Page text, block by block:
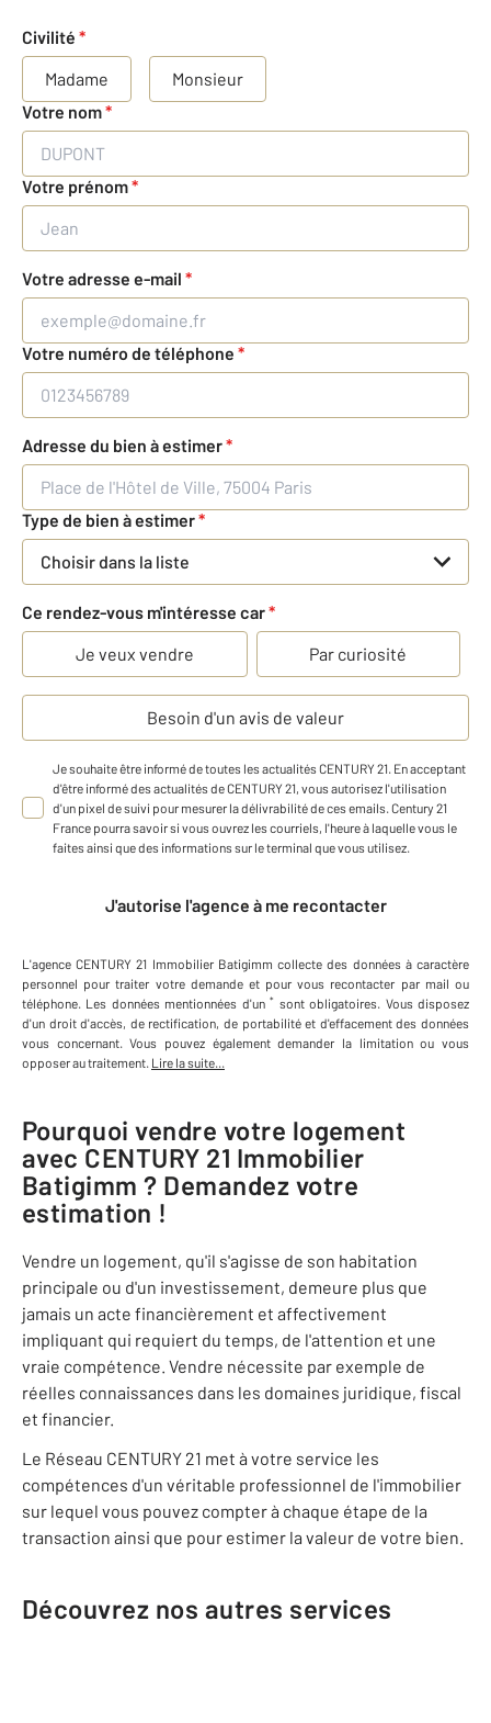
Civilité *
Madame
Monsieur
Votre nom*
Votre prénom*
Votre adresse e-mail *
Votre numéro de téléphone *
Adresse du bien à estimer*
Type de bien à estimer*
Choisir dans la liste
Ce rendez-vous m'intéresse car*
Je veux vendre
Par curiosité
Besoin d'un avis de valeur
Je souhaite être informé de toutes les actualités CENTURY 21. En acceptant
d'être informé des actualités de CENTURY 21, vous autorisez l'utilisation
d'un pixel de suivi pour mesurer la délivrabilité de ces emails. Century 21
France pourra savoir si vous ouvrez les courriels, l'heure à laquelle vous le
faites ainsi que des informations sur le terminal que vous utilisez.
J'autorise l'agence à me recontacter
L'agence CENTURY 21 Immobilier Batigimm collecte des données à caractère
personnel pour traiter votre demande et pour vous recontacter par mail ou
téléphone. Les données mentionnées d'un * sont obligatoires. Vous disposez
d'un droit d'accès, de rectification, de portabilité et d'effacement des données
vous concernant. Vous pouvez également demander la limitation ou vous
opposer au traitement. Lire la suite...
Pourquoi vendre votre logement
avec CENTURY 21 Immobilier
Batigimm ? Demandez votre
estimation !
Vendre un logement, qu'il s'agisse de son habitation
principale ou d'un investissement, demeure plus que
jamais un acte financièrement et affectivement
impliquant qui requiert du temps, de l'attention et une
vraie compétence. Vendre nécessite par exemple de
réelles connaissances dans les domaines juridique, fiscal
et financier.
Le Réseau CENTURY 21 met à votre service les
compétences d'un véritable professionnel de l'immobilier
sur lequel vous pouvez compter à chaque étape de la
transaction ainsi que pour estimer la valeur de votre bien.
Découvrez nos autres services